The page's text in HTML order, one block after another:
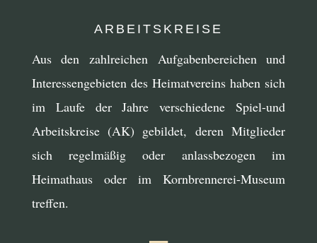
ARBEITSKREISE
Aus den zahlreichen Aufgabenbereichen und
Interessengebieten des Heimatvereins haben sich
im Laufe der Jahre verschiedene Spiel-und
Arbeitskreise (AK) gebildet, deren Mitglieder
sich regelmäßig oder anlassbezogen im
Heimathaus oder im Kornbrennerei-Museum
treffen.